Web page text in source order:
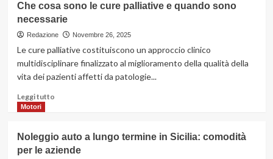
Valutazioni
immobiliari:
qualche
consiglio
anche
per
sé
Che cosa sono le cure palliative e quando sono
necessarie
Redazione Novembre 26, 2025
Le cure palliative costituiscono un approccio clinico
multidisciplinare finalizzato al miglioramento della qualità della
vita dei pazienti affetti da patologie...
Leggi tuttoLeggi
Che
cosa
Motori
Noleggio auto a lungo termine in Sicilia: comodità
per le aziende